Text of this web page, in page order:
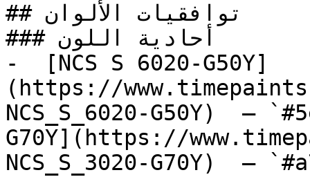
## توافقيات الألوان
### أحادية اللون
-  [NCS S 6020-G50Y]
(https://
NCS_S_6020-G50Y)  —
G70Y](https://
NCS_S_3020-G70Y)  —